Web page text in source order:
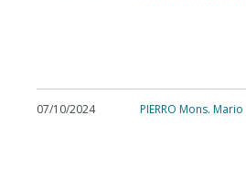
07/10/2024 PIERRO Mons. Mario